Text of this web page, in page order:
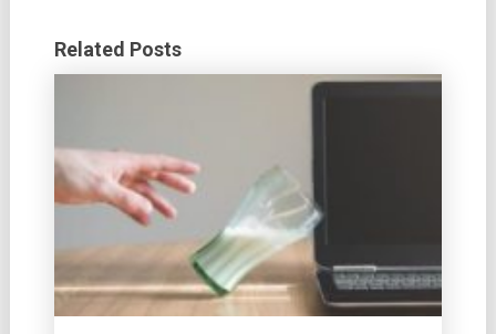
Related Posts